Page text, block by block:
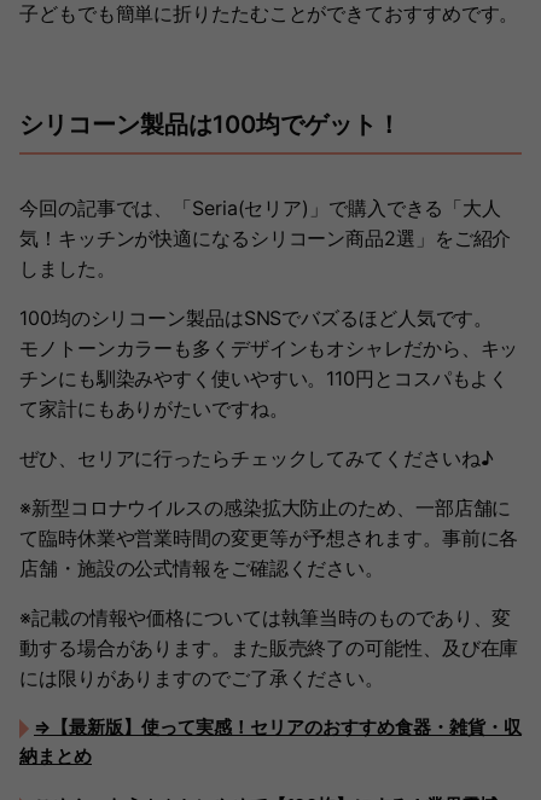
子どもでも簡単に折りたたむことができておすすめです。
シリコーン製品は100均でゲット！
今回の記事では、「Seria(セリア)」で購入できる「大人
気！キッチンが快適になるシリコーン商品2選」をご紹介
しました。
100均のシリコーン製品はSNSでバズるほど人気です。
モノトーンカラーも多くデザインもオシャレだから、キッ
チンにも馴染みやすく使いやすい。110円とコスパもよく
て家計にもありがたいですね。
ぜひ、セリアに行ったらチェックしてみてくださいね♪
※新型コロナウイルスの感染拡大防止のため、一部店舗に
て臨時休業や営業時間の変更等が予想されます。事前に各
店舗・施設の公式情報をご確認ください。
※記載の情報や価格については執筆当時のものであり、変
動する場合があります。また販売終了の可能性、及び在庫
には限りがありますのでご了承ください。
⇒【最新版】使って実感！セリアのおすすめ食器・雑貨・収
納まとめ